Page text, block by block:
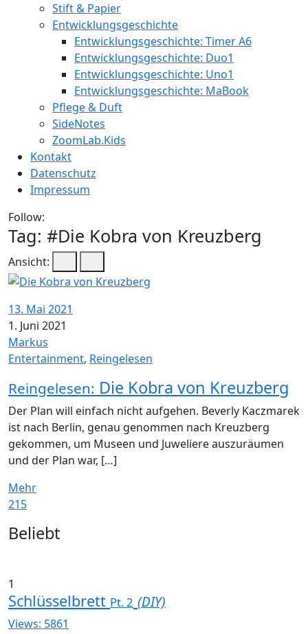
Stift & Papier
Entwicklungsgeschichte
Entwicklungsgeschichte: Timer A6
Entwicklungsgeschichte: Duo1
Entwicklungsgeschichte: Uno1
Entwicklungsgeschichte: MaBook
Pflege & Duft
SideNotes
ZoomLab.Kids
Kontakt
Datenschutz
Impressum
Follow:
Tag: #Die Kobra von Kreuzberg
Ansicht:
13. Mai 2021
1. Juni 2021
Markus
Entertainment, Reingelesen
Reingelesen: Die Kobra von Kreuzberg
Der Plan will einfach nicht aufgehen. Beverly Kaczmarek
ist nach Berlin, genau genommen nach Kreuzberg
gekommen, um Museen und Juweliere auszuräumen
und der Plan war, […]
Mehr
215
Widgets
Beliebt
1
Schlüsselbrett Pt. 2 (DIY)
Views: 5861